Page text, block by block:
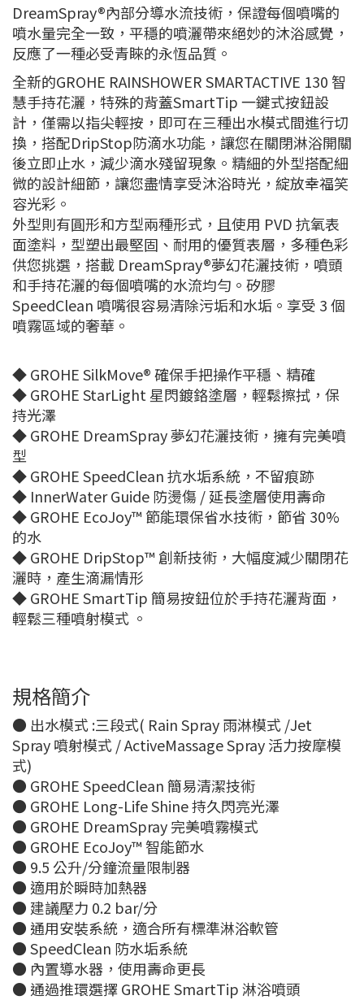
DreamSpray®內部分導水流技術，保證每個噴嘴的
噴水量完全一致，平穩的噴灑帶來絕妙的沐浴感覺，
反應了一種必受青睞的永恆品質。
全新的GROHE RAINSHOWER SMARTACTIVE 130 智
慧手持花灑，特殊的背蓋SmartTip 一鍵式按鈕設
計，僅需以指尖輕按，即可在三種出水模式間進行切
換，搭配DripStop防滴水功能，讓您在關閉淋浴開關
後立即止水，減少滴水殘留現象。精細的外型搭配細
微的設計細節，讓您盡情享受沐浴時光，綻放幸福笑
容光彩。
外型則有圓形和方型兩種形式，且使用 PVD 抗氧表
面塗料，型塑出最堅固、耐用的優質表層，多種色彩
供您挑選，搭載 DreamSpray®夢幻花灑技術，噴頭
和手持花灑的每個噴嘴的水流均勻。矽膠
SpeedClean 噴嘴很容易清除污垢和水垢。享受 3 個
噴霧區域的奢華。
◆ GROHE SilkMove® 確保手把操作平穩、精確
◆ GROHE StarLight 星閃鍍鉻塗層，輕鬆擦拭，保
持光澤
◆ GROHE DreamSpray 夢幻花灑技術，擁有完美噴
型
◆ GROHE SpeedClean 抗水垢系統，不留痕跡
◆ InnerWater Guide 防燙傷 / 延長塗層使用壽命
◆ GROHE EcoJoy™ 節能環保省水技術，節省 30%
的水
◆ GROHE DripStop™ 創新技術，大幅度減少關閉花
灑時，產生滴漏情形
◆ GROHE SmartTip 簡易按鈕位於手持花灑背面，
輕鬆三種噴射模式 。
規格簡介
● 出水模式 :三段式( Rain Spray 雨淋模式 /Jet
Spray 噴射模式 / ActiveMassage Spray 活力按摩模
式)
● GROHE SpeedClean 簡易清潔技術
● GROHE Long-Life Shine 持久閃亮光澤
● GROHE DreamSpray 完美噴霧模式
● GROHE EcoJoy™ 智能節水
● 9.5 公升/分鐘流量限制器
● 適用於瞬時加熱器
● 建議壓力 0.2 bar/分
● 通用安裝系統，適合所有標準淋浴軟管
● SpeedClean 防水垢系統
● 內置導水器，使用壽命更長
● 通過推環選擇 GROHE SmartTip 淋浴噴頭